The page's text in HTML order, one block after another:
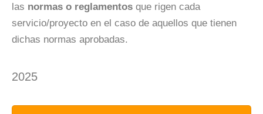
las normas o reglamentos que rigen cada
servicio/proyecto en el caso de aquellos que tienen
dichas normas aprobadas.
2025